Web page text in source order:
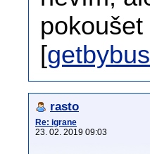
pokoušet
[
rasto
Re: igrane
23. 02. 2019 09:03